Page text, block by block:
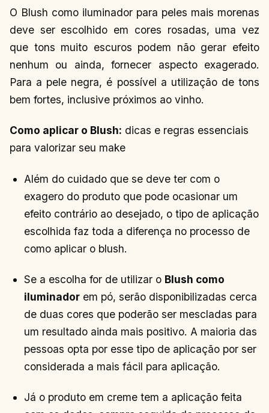
O Blush como iluminador para peles mais morenas
deve ser escolhido em cores rosadas, uma vez
que tons muito escuros podem não gerar efeito
nenhum ou ainda, fornecer aspecto exagerado.
Para a pele negra, é possível a utilização de tons
bem fortes, inclusive próximos ao vinho.
Como aplicar o Blush: dicas e regras essenciais
para valorizar seu make
Além do cuidado que se deve ter com o
exagero do produto que pode ocasionar um
efeito contrário ao desejado, o tipo de aplicação
escolhida faz toda a diferença no processo de
como aplicar o blush.
Se a escolha for de utilizar o Blush como
iluminador em pó, serão disponibilizadas cerca
de duas cores que poderão ser mescladas para
um resultado ainda mais positivo. A maioria das
pessoas opta por esse tipo de aplicação por ser
considerada a mais fácil para aplicação.
Já o produto em creme tem a aplicação feita